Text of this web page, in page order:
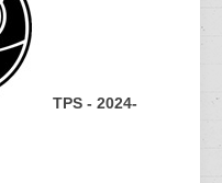
TPS - 2024-